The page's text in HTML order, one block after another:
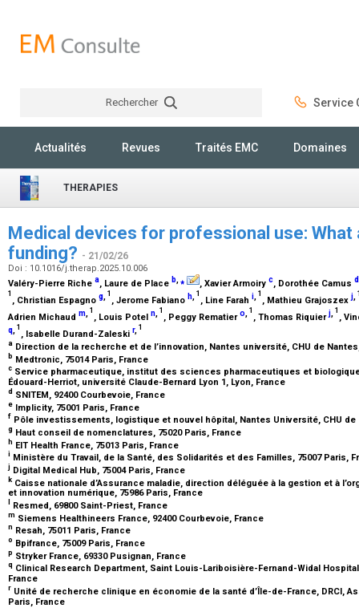
Rechercher Service
Actualités Revues Traités EMC Domaines
THERAPIES
Medical devices for professional use:
funding? - 21/02/26
Doi : 10.1016/j.therap.2025.10.006
Valéry-Pierre Riche a, Laure de Place b,⁎ , Xavier Armoiry c, Dorothée Camus d
1
, Christian Espagno g, 1
, Jerome Fabiano h, 1
, Line Farah i, 1
, Mathieu Grajoszexj,
Adrien Michaud m, 1
, Louis Potel n, 1
, Peggy Rematiero, 1
, Thomas Riquierj, 1
,
q, 1
, Isabelle Durand-Zaleski r, 1
a Direction de la recherche et de l’innovation, Nantes université, CHU de
b Medtronic, 75014 Paris, France
c Service pharmaceutique, institut des sciences pharmaceutiques et
Édouard-Herriot, université Claude-Bernard Lyon 1, Lyon, France
d SNITEM, 92400 Courbevoie, France
e Implicity, 75001 Paris, France
f Pôle investissements, logistique et nouvel hôpital, Nantes Université, CHU de
g Haut conseil de nomenclatures, 75020 Paris, France
h EIT Health France, 75013 Paris, France
i Ministère du Travail, de la Santé, des Solidarités et des Familles, 75007 Paris,
j Digital Medical Hub, 75004 Paris, France
k Caisse nationale d’Assurance maladie, direction déléguée à la gestion et à
et innovation numérique, 75986 Paris, France
Resmed, 69800 Saint-Priest, France
m Siemens Healthineers France, 92400 Courbevoie, France
n Resah, 75011 Paris, France
o Bpifrance, 75009 Paris, France
p Stryker France, 69330 Pusignan, France
q Clinical Research Department, Saint Louis-Lariboisière-Fernand-Widal
France
r Unité de recherche clinique en économie de la santé d’Île-de-France, DRCI,
Paris, France